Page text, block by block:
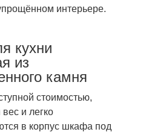
интерьере.
кухни
из
камня
стоимостью,
и легко
в корпус шкафа под